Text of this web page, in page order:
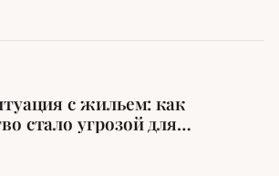
с жильем: как
стало угрозой для